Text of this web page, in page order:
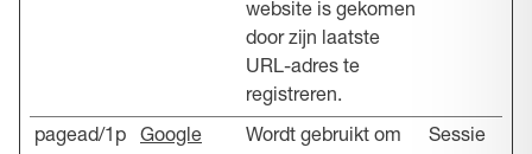
website is gekomen
door zijn laatste
URL-adres te
registreren.
pagead/1p
Google
Wordt gebruikt om
Sessie